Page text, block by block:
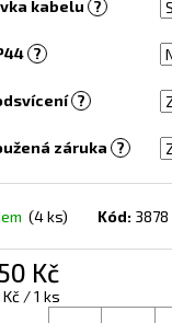
kabelu ?
?
?
záruka ?
(4 ks) Kód: 3878
Kč
Kč / 1 ks
S OBRAZEM - 138